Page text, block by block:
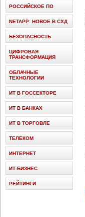
РОССИЙСКОЕ ПО
NETAPP: НОВОЕ В СХД
БЕЗОПАСНОСТЬ
ЦИФРОВАЯ
ТРАНСФОРМАЦИЯ
ОБЛАЧНЫЕ
ТЕХНОЛОГИИ
ИТ В ГОССЕКТОРЕ
ИТ В БАНКАХ
ИТ В ТОРГОВЛЕ
ТЕЛЕКОМ
ИНТЕРНЕТ
ИТ-БИЗНЕС
РЕЙТИНГИ